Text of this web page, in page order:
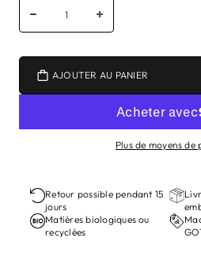
AJOUTER AU PANIER
Plus de moyens de
Retour possible pendant 15
jours
Matières biologiques ou
recyclées